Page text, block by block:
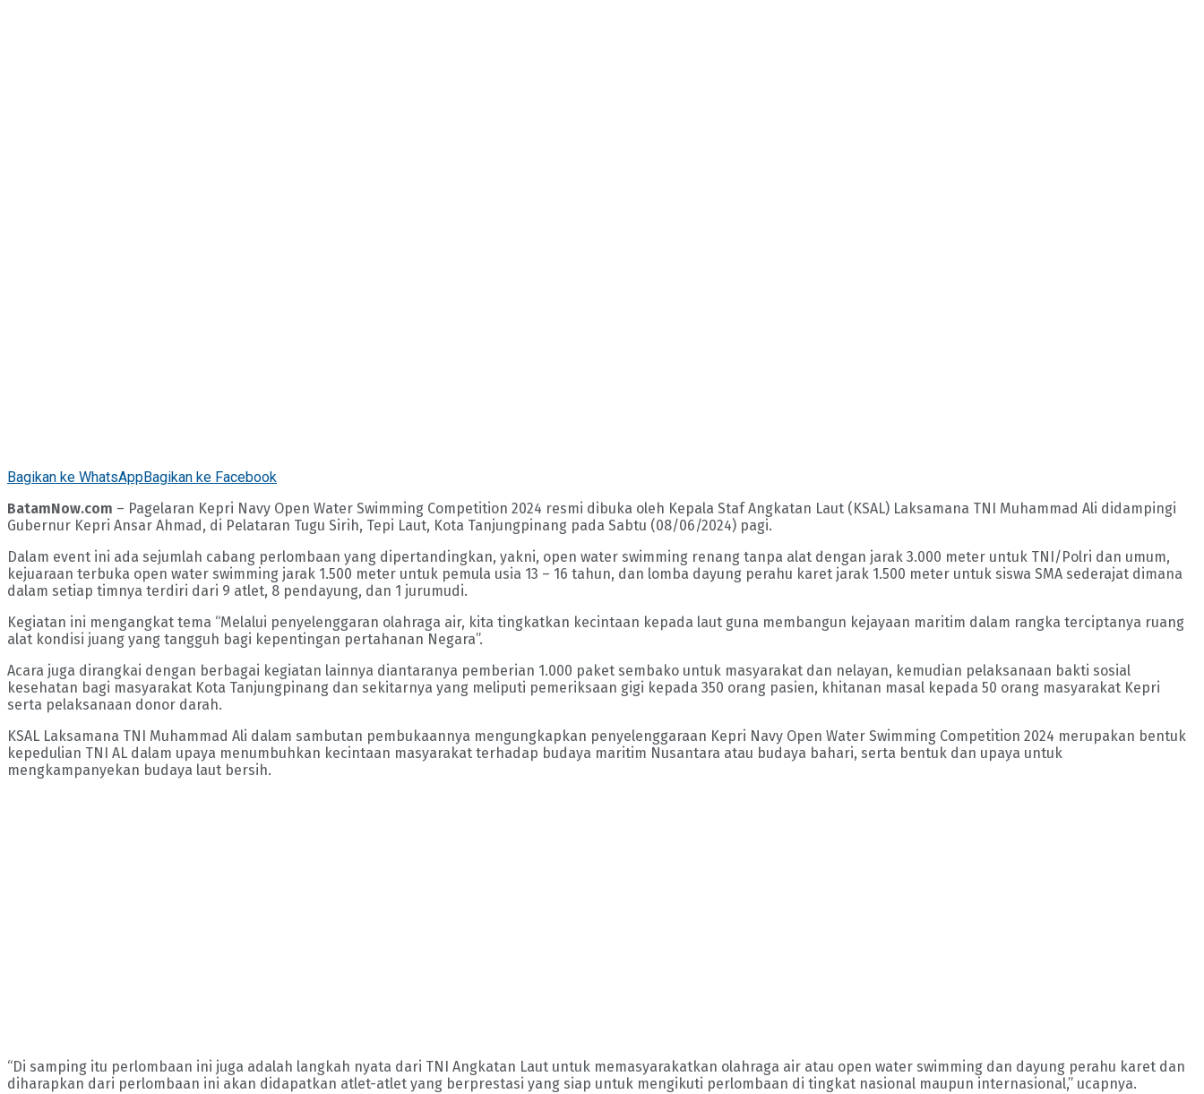
Bagikan ke WhatsAppBagikan ke Facebook
BatamNow.com – Pagelaran Kepri Navy Open Water Swimming Competition 2024 resmi dibuka oleh Kepala Staf Angkatan Laut (KSAL) Laksamana TNI Muhammad Ali didampingi
Gubernur Kepri Ansar Ahmad, di Pelataran Tugu Sirih, Tepi Laut, Kota Tanjungpinang pada Sabtu (08/06/2024) pagi.
Dalam event ini ada sejumlah cabang perlombaan yang dipertandingkan, yakni, open water swimming renang tanpa alat dengan jarak 3.000 meter untuk TNI/Polri dan umum,
kejuaraan terbuka open water swimming jarak 1.500 meter untuk pemula usia 13 – 16 tahun, dan lomba dayung perahu karet jarak 1.500 meter untuk siswa SMA sederajat dimana
dalam setiap timnya terdiri dari 9 atlet, 8 pendayung, dan 1 jurumudi.
Kegiatan ini mengangkat tema “Melalui penyelenggaran olahraga air, kita tingkatkan kecintaan kepada laut guna membangun kejayaan maritim dalam rangka terciptanya ruang
alat kondisi juang yang tangguh bagi kepentingan pertahanan Negara”.
Acara juga dirangkai dengan berbagai kegiatan lainnya diantaranya pemberian 1.000 paket sembako untuk masyarakat dan nelayan, kemudian pelaksanaan bakti sosial
kesehatan bagi masyarakat Kota Tanjungpinang dan sekitarnya yang meliputi pemeriksaan gigi kepada 350 orang pasien, khitanan masal kepada 50 orang masyarakat Kepri
serta pelaksanaan donor darah.
KSAL Laksamana TNI Muhammad Ali dalam sambutan pembukaannya mengungkapkan penyelenggaraan Kepri Navy Open Water Swimming Competition 2024 merupakan bentuk
kepedulian TNI AL dalam upaya menumbuhkan kecintaan masyarakat terhadap budaya maritim Nusantara atau budaya bahari, serta bentuk dan upaya untuk
mengkampanyekan budaya laut bersih.
“Di samping itu perlombaan ini juga adalah langkah nyata dari TNI Angkatan Laut untuk memasyarakatkan olahraga air atau open water swimming dan dayung perahu karet dan
diharapkan dari perlombaan ini akan didapatkan atlet-atlet yang berprestasi yang siap untuk mengikuti perlombaan di tingkat nasional maupun internasional,” ucapnya.